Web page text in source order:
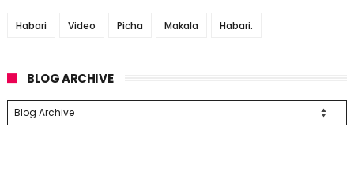
Habari Video Picha Makala Habari.
BLOG ARCHIVE